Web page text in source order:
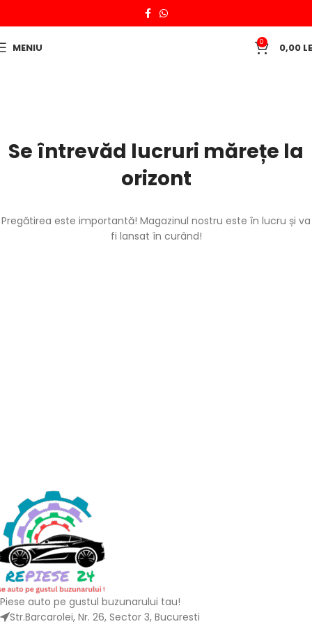
MENIU 0 0,00
Se întrevăd lucruri mărețe la
orizont
Pregătirea este importantă! Magazinul nostru este în lucru și va
fi lansat în curând!
Piese auto pe gustul buzunarului tau!
Str.Barcarolei, Nr. 26, Sector 3, Bucuresti